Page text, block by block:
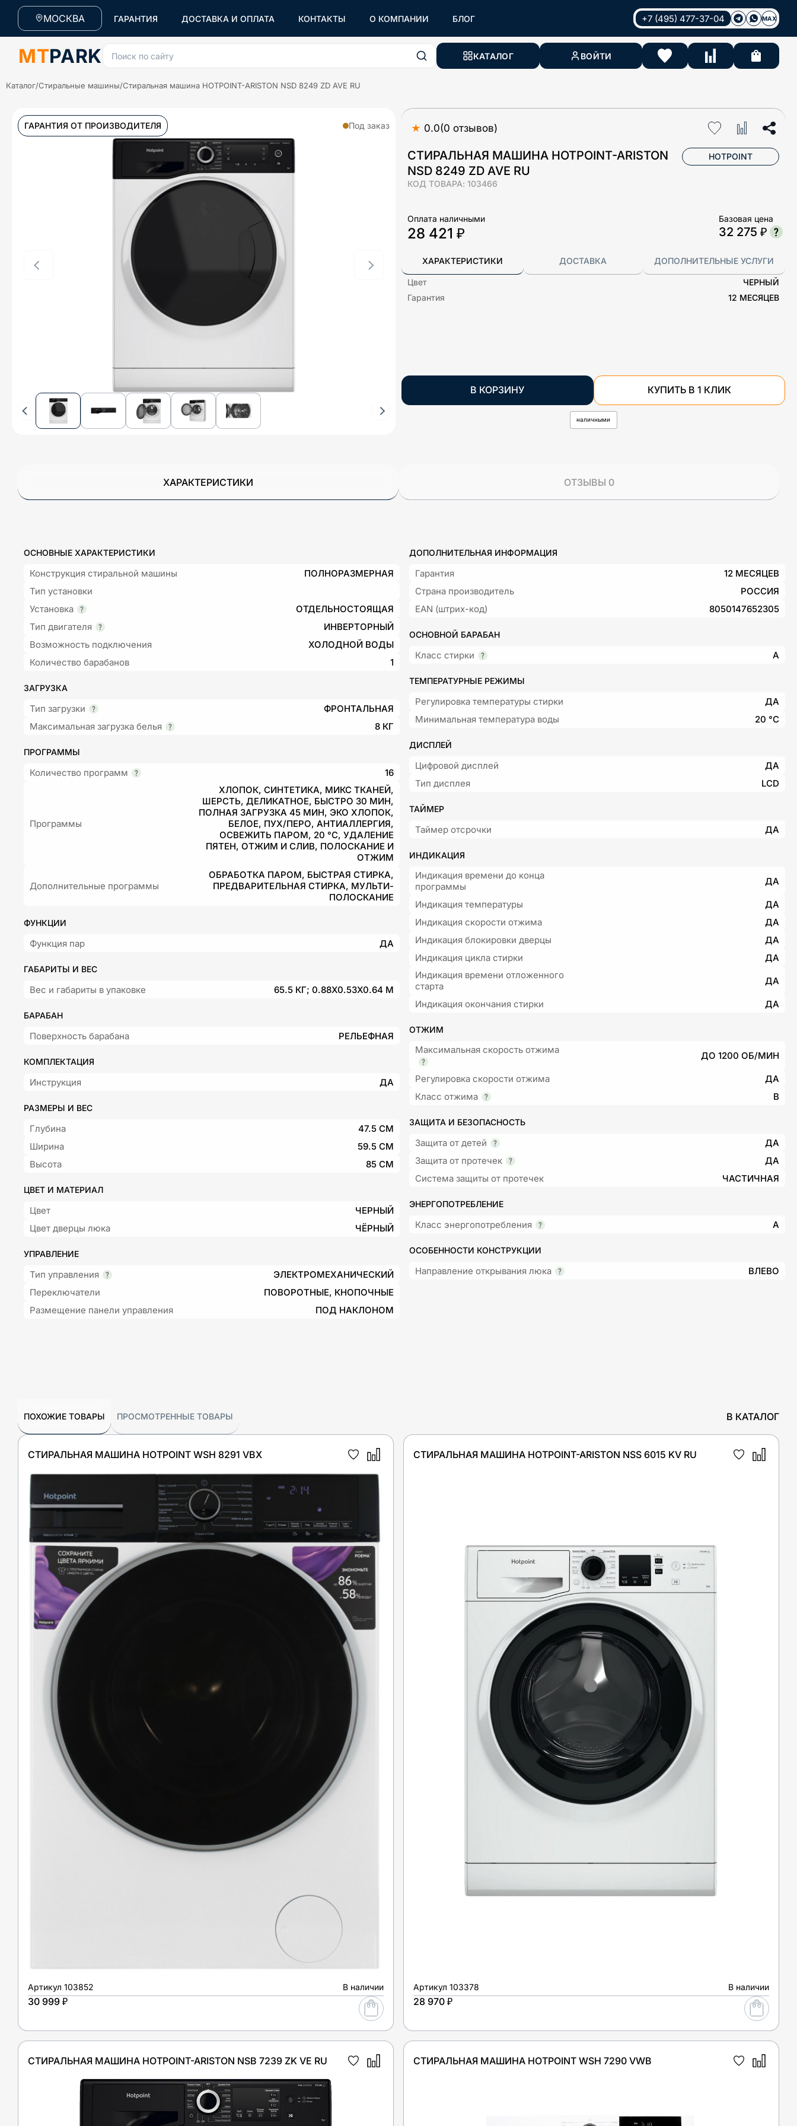
МОСКВА ГАРАНТИЯ ДОСТАВКА И ОПЛАТА КОНТАКТЫ О КОМПАНИИ БЛОГ +7 (495) 477-37-04 MAX
MTPARK Поиск по сайту КАТАЛОГ ВОЙТИ
Каталог/Стиральные машины/Стиральная машина HOTPOINT-ARISTON NSD 8249 ZD AVE RU
★ 0.0(0 отзывов)
СТИРАЛЬНАЯ МАШИНА HOTPOINT-ARISTON
NSD 8249 ZD AVE RU
КОД ТОВАРА: 103466
HOTPOINT
ГАРАНТИЯ ОТ ПРОИЗВОДИТЕЛЯ Под заказ
Оплата наличными
28 421 ₽
Базовая цена
32 275 ₽
ХАРАКТЕРИСТИКИ ДОСТАВКА ДОПОЛНИТЕЛЬНЫЕ УСЛУГИ
Цвет
ЧЕРНЫЙ
Гарантия
12 МЕСЯЦЕВ
В КОРЗИНУ КУПИТЬ В 1 КЛИК
наличными
ХАРАКТЕРИСТИКИ ОТЗЫВЫ 0
ОСНОВНЫЕ ХАРАКТЕРИСТИКИ
Конструкция стиральной машины
ПОЛНОРАЗМЕРНАЯ
Тип установки
Установка
ОТДЕЛЬНОСТОЯЩАЯ
Тип двигателя
ИНВЕРТОРНЫЙ
Возможность подключения
ХОЛОДНОЙ ВОДЫ
Количество барабанов
1
ЗАГРУЗКА
Тип загрузки
ФРОНТАЛЬНАЯ
Максимальная загрузка белья
8 КГ
ПРОГРАММЫ
Количество программ 16
Программы
ХЛОПОК, СИНТЕТИКА, МИКС ТКАНЕЙ,
ШЕРСТЬ, ДЕЛИКАТНОЕ, БЫСТРО 30 МИН,
ПОЛНАЯ ЗАГРУЗКА 45 МИН, ЭКО ХЛОПОК,
БЕЛОЕ, ПУХ/ПЕРО, АНТИАЛЛЕРГИЯ,
ОСВЕЖИТЬ ПАРОМ, 20 °С, УДАЛЕНИЕ
ПЯТЕН, ОТЖИМ И СЛИВ, ПОЛОСКАНИЕ И
ОТЖИМ
Дополнительные программы
ОБРАБОТКА ПАРОМ, БЫСТРАЯ СТИРКА,
ПРЕДВАРИТЕЛЬНАЯ СТИРКА, МУЛЬТИ-
ПОЛОСКАНИЕ
ФУНКЦИИ
Функция пар ДА
ГАБАРИТЫ И ВЕС
Вес и габариты в упаковке 65.5 КГ; 0.88X0.53X0.64 М
БАРАБАН
Поверхность барабана РЕЛЬЕФНАЯ
КОМПЛЕКТАЦИЯ
Инструкция ДА
РАЗМЕРЫ И ВЕС
Глубина
47.5 СМ
Ширина
59.5 СМ
Высота
85 СМ
ЦВЕТ И МАТЕРИАЛ
Цвет
ЧЕРНЫЙ
Цвет дверцы люка
ЧЁРНЫЙ
УПРАВЛЕНИЕ
Тип управления
ЭЛЕКТРОМЕХАНИЧЕСКИЙ
Переключатели
ПОВОРОТНЫЕ, КНОПОЧНЫЕ
Размещение панели управления
ПОД НАКЛОНОМ
ДОПОЛНИТЕЛЬНАЯ ИНФОРМАЦИЯ
Гарантия
12 МЕСЯЦЕВ
Страна производитель
РОССИЯ
EAN (штрих-код)
8050147652305
ОСНОВНОЙ БАРАБАН
Класс стирки A
ТЕМПЕРАТУРНЫЕ РЕЖИМЫ
Регулировка температуры стирки
ДА
Минимальная температура воды
20 °С
ДИСПЛЕЙ
Цифровой дисплей
ДА
Тип дисплея
LCD
ТАЙМЕР
Таймер отсрочки ДА
ИНДИКАЦИЯ
Индикация времени до конца
программы
ДА
Индикация температуры
ДА
Индикация скорости отжима
ДА
Индикация блокировки дверцы
ДА
Индикация цикла стирки
ДА
Индикация времени отложенного
старта
ДА
Индикация окончания стирки ДА
ОТЖИМ
Максимальная скорость отжима ДО 1200 ОБ/МИН
Регулировка скорости отжима
ДА
Класс отжима
B
ЗАЩИТА И БЕЗОПАСНОСТЬ
Защита от детей
ДА
Защита от протечек
ДА
Система защиты от протечек
ЧАСТИЧНАЯ
ЭНЕРГОПОТРЕБЛЕНИЕ
Класс энергопотребления A
ОСОБЕННОСТИ КОНСТРУКЦИИ
Направление открывания люка ВЛЕВО
ПОХОЖИЕ ТОВАРЫ ПРОСМОТРЕННЫЕ ТОВАРЫ В КАТАЛОГ
СТИРАЛЬНАЯ МАШИНА HOTPOINT WSH 8291 VBX
Артикул 103852 В наличии
30 999 ₽
СТИРАЛЬНАЯ МАШИНА HOTPOINT-ARISTON NSS 6015 KV RU
Артикул 103378 В наличии
28 970 ₽
СТИРАЛЬНАЯ МАШИНА HOTPOINT-ARISTON NSB 7239 ZK VE RU СТИРАЛЬНАЯ МАШИНА HOTPOINT WSH 7290 VWB